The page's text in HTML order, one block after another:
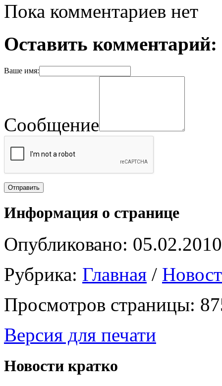
Пока комментариев нет
Оставить комментарий:
Ваше имя:
Сообщение
Информация о странице
Опубликовано: 05.02.2010
Рубрика: Главная /
Просмотров страницы:
Версия для печати
Новости кратко